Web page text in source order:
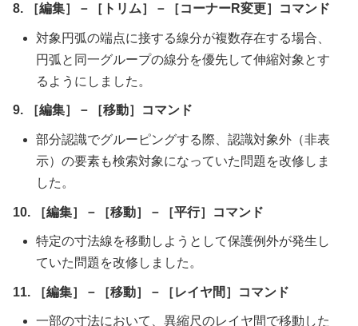
8. ［編集］－［トリム］－［コーナーR変更］コマンド
対象円弧の端点に接する線分が複数存在する場合、
円弧と同一グループの線分を優先して伸縮対象とす
るようにしました。
9. ［編集］－［移動］コマンド
部分認識でグルーピングする際、認識対象外（非表
示）の要素も検索対象になっていた問題を改修しま
した。
10. ［編集］－［移動］－［平行］コマンド
特定の寸法線を移動しようとして保護例外が発生し
ていた問題を改修しました。
11. ［編集］－［移動］－［レイヤ間］コマンド
一部の寸法において、異縮尺のレイヤ間で移動した